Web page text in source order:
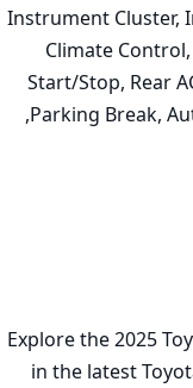
Instrument Cluster,
Climate
Start/Stop, Rear
Explore the
in the latest